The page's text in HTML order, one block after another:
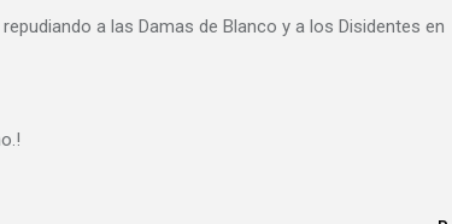
a las Damas de Blanco y a los Disidentes en